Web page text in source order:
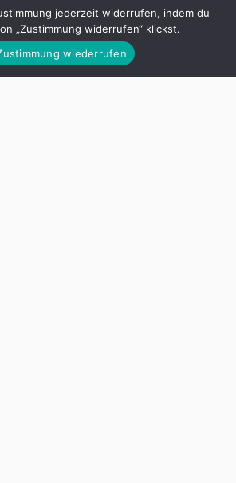
jederzeit widerrufen, indem du
„Zustimmung widerrufen“ klickst.
wiederrufen